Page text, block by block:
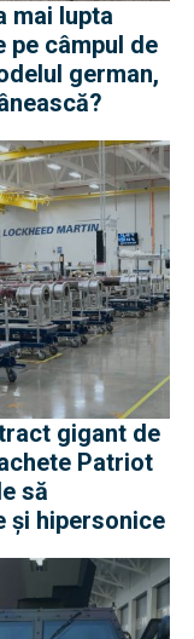
mai lupta
pe câmpul de
german,
gigant de
Patriot
să
și hipersonice